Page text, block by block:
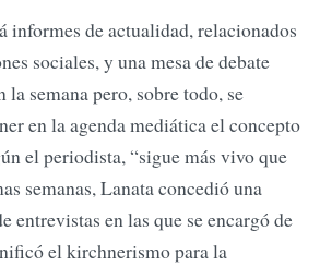
informes de actualidad, relacionados
sociales, y una mesa de debate
la semana pero, sobre todo, se
en la agenda mediática el concepto
el periodista, “sigue más vivo que
semanas, Lanata concedió una
entrevistas en las que se encargó de
el kirchnerismo para la